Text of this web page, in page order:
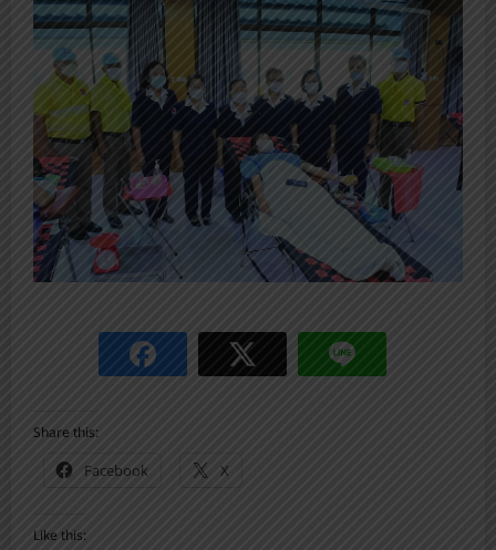
Share this:
Facebook
X
Like this: